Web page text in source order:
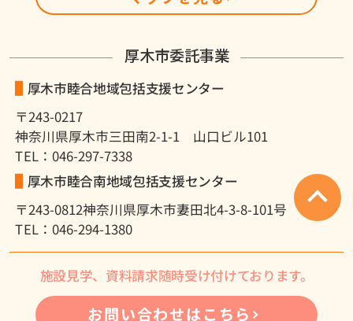
厚木市委託事業
厚木市睦合地域包括支援センター
〒243-0217
神奈川県厚木市三田南2-1-1 山口ビル101
TEL：046-297-7338
厚木市睦合南地域包括支援センター
〒243-0812神奈川県厚木市妻田北4-3-8-101号
TEL：046-294-1380
施設見学、資料請求随時受け付けております。
お問い合わせはこちら